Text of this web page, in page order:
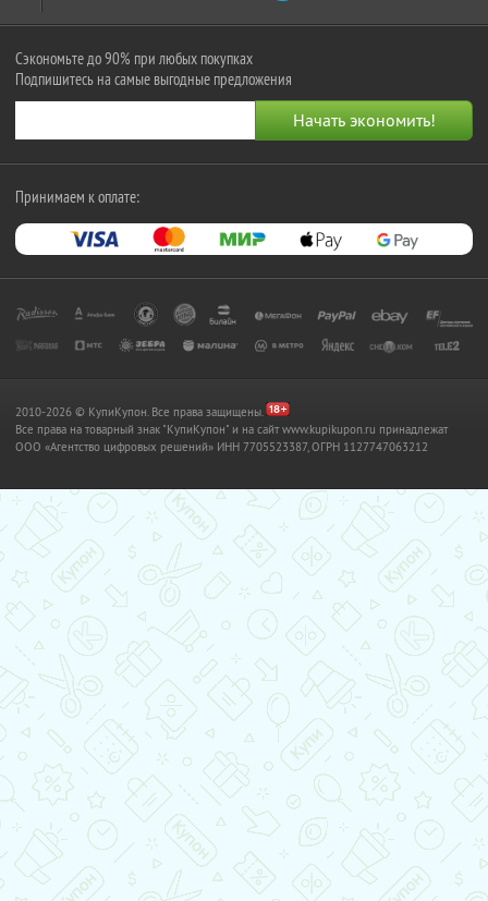
Сэкономьте до 90% при любых покупках
Подпишитесь на самые выгодные предложения
Принимаем к оплате:
2010-2026 © КупиКупон. Все права защищены.
Все права на товарный знак "КупиКупон" и на сайт www.kupikupon.ru принадлежат
OOO «Агентство цифровых решений» ИНН 7705523387, ОГРН 1127747063212